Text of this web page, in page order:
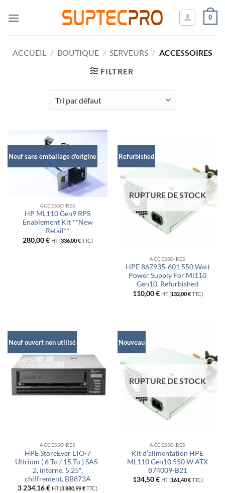
0
ACCUEIL / BOUTIQUE / SERVEURS / ACCESSOIRES
FILTRER
Neuf sans emballage d'origine
ACCESSOIRES
HP ML110 Gen9 RPS
Enablement Kit **New
Retail**
280,00€ HT (336,00€TTC)
Refurbished
RUPTURE DE STOCK
ACCESSOIRES
HPE 867935-601 550 Watt
Power Supply For Ml110
Gen10. Refurbished
110,00€ HT (132,00€TTC)
Neuf ouvert non utilisé
ACCESSOIRES
HPE StoreEver LTO-7
Ultrium ( 6 To / 15 To ) SAS-
2, interne, 5.25″,
chiffrement, BB873A
3 234,16€ HT (3 880,99€TTC)
Nouveau
RUPTURE DE STOCK
ACCESSOIRES
Kit d’alimentation HPE
ML110 Gen10 550 W ATX
874009-B21
134,50€ HT (161,40€TTC)